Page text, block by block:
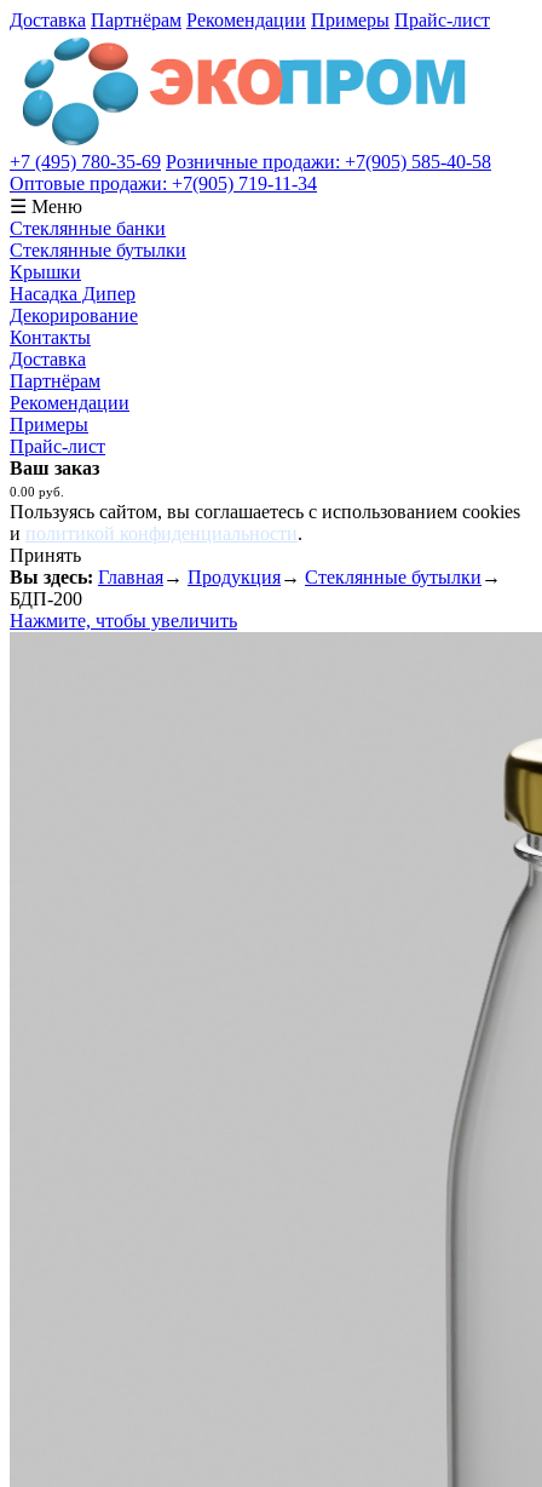
Доставка Партнёрам Рекомендации Примеры Прайс-лист
+7 (495) 780-35-69 Розничные продажи: +7(905) 585-40-58
Оптовые продажи: +7(905) 719-11-34
☰ Меню
Стеклянные банки
Стеклянные бутылки
Крышки
Насадка Дипер
Декорирование
Контакты
Доставка
Партнёрам
Рекомендации
Примеры
Прайс-лист
Ваш заказ
0.00 руб.
Пользуясь сайтом, вы соглашаетесь с использованием cookies
и политикой конфиденциальности.
Принять
Вы здесь: Главная→ Продукция→ Стеклянные бутылки →
БДП-200
Нажмите, чтобы увеличить